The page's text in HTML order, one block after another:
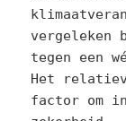
tegen een
Het
factor om